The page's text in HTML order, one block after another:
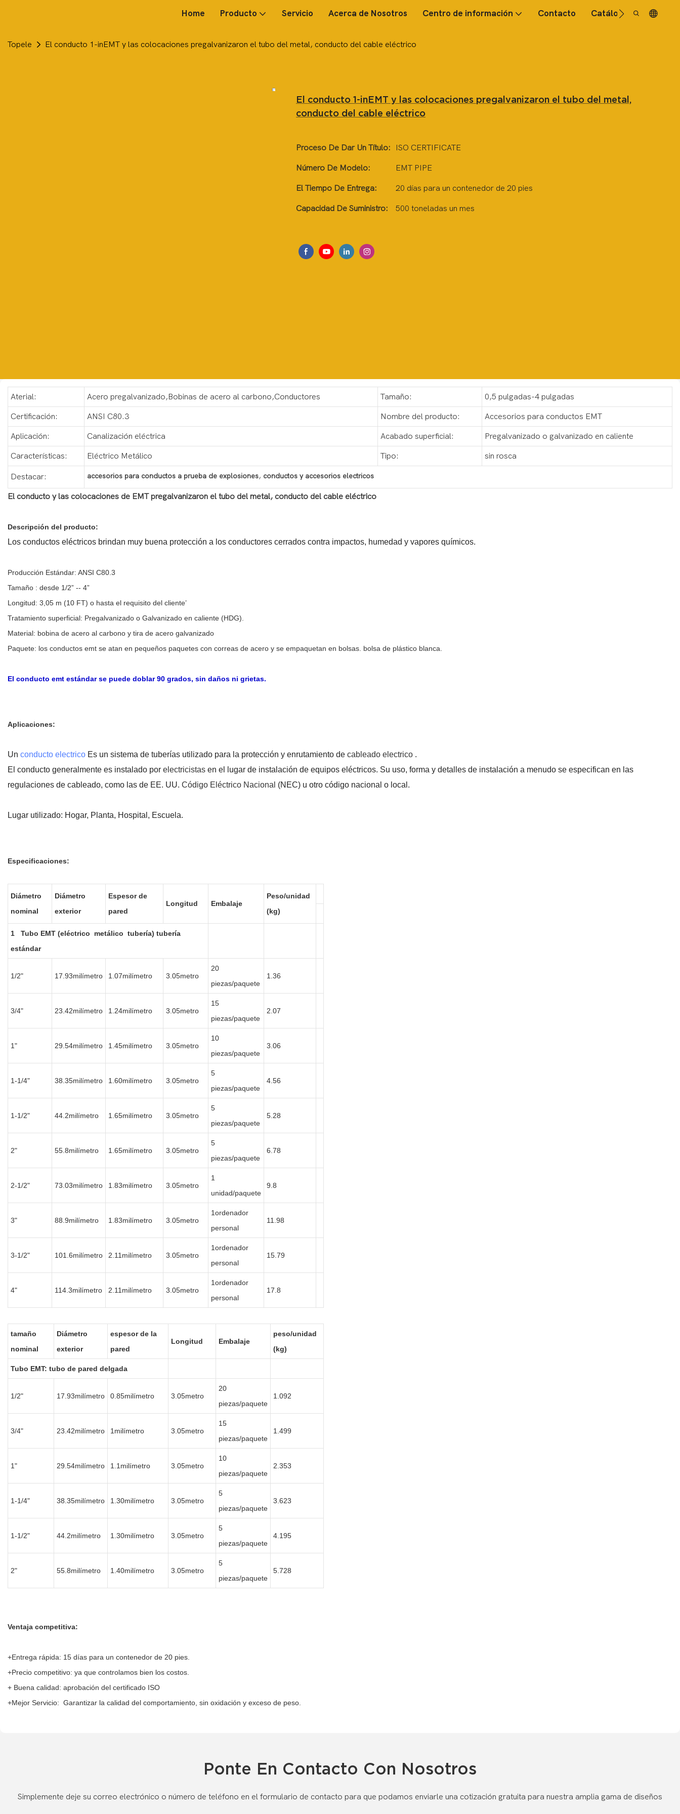
Home Producto Servicio Acerca de Nosotros Centro de información Contacto Catálogo FAQ
Topele El conducto 1-inEMT y las colocaciones pregalvanizaron el tubo del metal, conducto del cable eléctrico
El conducto 1-inEMT y las colocaciones pregalvanizaron el tubo del metal,
conducto del cable eléctrico
Proceso De Dar Un Título: ISO CERTIFICATE
Número De Modelo: EMT PIPE
El Tiempo De Entrega: 20 días para un contenedor de 20 pies
Capacidad De Suministro: 500 toneladas un mes
Aterial: Acero pregalvanizado,Bobinas de acero al carbono,Conductores Tamaño: 0,5 pulgadas-4 pulgadas
Certificación: ANSI C80.3 Nombre del producto: Accesorios para conductos EMT
Aplicación: Canalización eléctrica Acabado superficial: Pregalvanizado o galvanizado en caliente
Características: Eléctrico Metálico Tipo: sin rosca
Destacar: accesorios para conductos a prueba de explosiones, conductos y accesorios electricos
El conducto y las colocaciones de EMT pregalvanizaron el tubo del metal, conducto del cable eléctrico
Descripción del producto:
Los conductos eléctricos brindan muy buena protección a los conductores cerrados contra impactos, humedad y vapores químicos.
Producción Estándar: ANSI C80.3
Tamaño : desde 1/2” -- 4”
Longitud: 3,05 m (10 FT) o hasta el requisito del cliente’
Tratamiento superficial: Pregalvanizado o Galvanizado en caliente (HDG).
Material: bobina de acero al carbono y tira de acero galvanizado
Paquete: los conductos emt se atan en pequeños paquetes con correas de acero y se empaquetan en bolsas. bolsa de plástico blanca.
El conducto emt estándar se puede doblar 90 grados, sin daños ni grietas.
Aplicaciones:
Un conducto electrico Es un sistema de tuberías utilizado para la protección y enrutamiento de cableado electrico .
El conducto generalmente es instalado por electricistas en el lugar de instalación de equipos eléctricos. Su uso, forma y detalles de instalación a menudo se especifican en las
regulaciones de cableado, como las de EE. UU. Código Eléctrico Nacional (NEC) u otro código nacional o local.
Lugar utilizado: Hogar, Planta, Hospital, Escuela.
Especificaciones:
Diámetro
nominal
Diámetro
exterior
Espesor de
pared
Longitud Embalaje
Peso/unidad
(kg)
1 Tubo EMT (eléctrico metálico tubería) tubería
estándar
1/2" 17.93milímetro 1.07milímetro 3.05metro
20
piezas/paquete
1.36
3/4" 23.42milímetro 1.24milímetro 3.05metro
15
piezas/paquete
2.07
1" 29.54milímetro 1.45milímetro 3.05metro
10
piezas/paquete
3.06
1-1/4" 38.35milímetro 1.60milímetro 3.05metro
5
piezas/paquete
4.56
1-1/2" 44.2milímetro 1.65milímetro 3.05metro
5
piezas/paquete
5.28
2" 55.8milímetro 1.65milímetro 3.05metro
5
piezas/paquete
6.78
2-1/2" 73.03milímetro 1.83milímetro 3.05metro
1
unidad/paquete
9.8
3" 88.9milímetro 1.83milímetro 3.05metro
1ordenador
personal
11.98
3-1/2" 101.6milímetro 2.11milímetro 3.05metro
1ordenador
personal
15.79
4" 114.3milímetro 2.11milímetro 3.05metro
1ordenador
personal
17.8
tamaño
nominal
Diámetro
exterior
espesor de la
pared
Longitud Embalaje
peso/unidad
(kg)
Tubo EMT: tubo de pared delgada
1/2" 17.93milímetro 0.85milímetro 3.05metro
20
piezas/paquete
1.092
3/4" 23.42milímetro 1milímetro 3.05metro
15
piezas/paquete
1.499
1" 29.54milímetro 1.1milímetro 3.05metro
10
piezas/paquete
2.353
1-1/4" 38.35milímetro 1.30milímetro 3.05metro
5
piezas/paquete
3.623
1-1/2" 44.2milímetro 1.30milímetro 3.05metro
5
piezas/paquete
4.195
2" 55.8milímetro 1.40milímetro 3.05metro
5
piezas/paquete
5.728
Ventaja competitiva:
+Entrega rápida: 15 días para un contenedor de 20 pies.
+Precio competitivo: ya que controlamos bien los costos.
+ Buena calidad: aprobación del certificado ISO
+Mejor Servicio: Garantizar la calidad del comportamiento, sin oxidación y exceso de peso.
Ponte En Contacto Con Nosotros
Simplemente deje su correo electrónico o número de teléfono en el formulario de contacto para que podamos enviarle una cotización gratuita para nuestra amplia gama de diseños